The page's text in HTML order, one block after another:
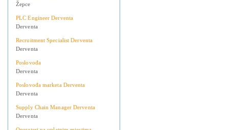
Žepce
PLC Engineer Derventa
Derventa
Recruitment Specialist Derventa
Derventa
Poslovođa
Derventa
Poslovođa marketa Derventa
Derventa
Supply Chain Manager Derventa
Derventa